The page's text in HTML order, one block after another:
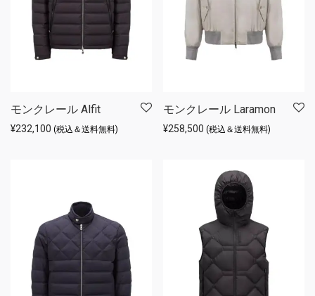
モンクレール Alfit
¥232,100 (税込＆送料無料)
モンクレール Laramon
¥258,500 (税込＆送料無料)